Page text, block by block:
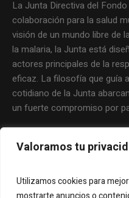
Valoramos tu
Utilizamos cookies para
La Junta Directiva del
colaboración para la salud
visión de un mundo libre de
la malaria, la Junta está
actores principales de la
eficaz. La filosofía que guía
cotidiano de la Junta
un fuerte compromiso por